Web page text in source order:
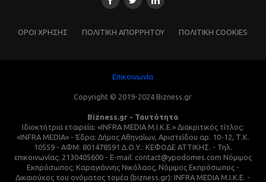
ΌΡΟΙ ΧΡΗΣΗΣ ΠΟΛΙΤΙΚΗ ΑΠΟΡΡΗΤΟΥ ΠΟΛΙΤΙΚΗ COOKIES
Επικοινωνία
Copyright © 2019-2024 Bizness.gr
Bizness.gr - Ταυτότητα
Ιδιοκτήτρια εταιρεία: «INFRA MEDIA M.I.K.E.» Διακριτικός τίτλος:
«INFRA MEDIA» - Έδρα: Δήμος Αθηναίων, Αριστείδου αρ. 10-12, Τ.Κ.
10559 - ΑΦΜ: 801478591 Δ.Ο.Υ.: ΚΕΦΟΔΕ ΑΤΤΙΚΗΣ. - Τηλ.
επικοινωνίας: 2130405600 - E-mail: contact@ypodomes.com Νόμιμος
Εκπρόσωπος: Καραγιάννης Νικόλαος, Νόμιμος Εκπρόσωπος -
Δικαιούχος του ονόματος τομέα (bizness.gr): INFRA MEDIA M.I.K.E. -